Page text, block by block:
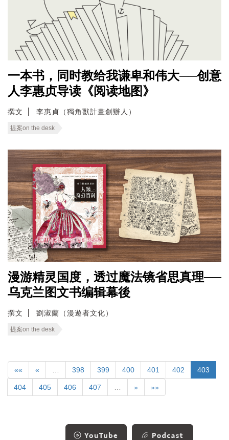
一本书，同时教给我谦卑和伟大──创意
人李惠贞导读《阅读地图》
撰文 李惠貞（獨角獸計畫創辦人）
提案on the desk
漫游精灵国度，透过魔法镜省思真理──
乌克兰图文书编辑幕後
撰文 劉淑蘭（漫遊者文化）
提案on the desk
«« « 398 399 400 401 402 403
404 405 406 407 » »»